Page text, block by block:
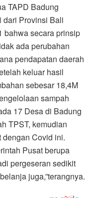
TAPD Badung
dari Provinsi Bali
bahwa secara prinsip
ada perubahan
pendapatan daerah
keluar hasil
sebesar 18,4M
sampah
17 Desa di Badung
TPST, kemudian
Covid ini.
Pusat berupa
pergeseran sedikit
juga,”terangnya.